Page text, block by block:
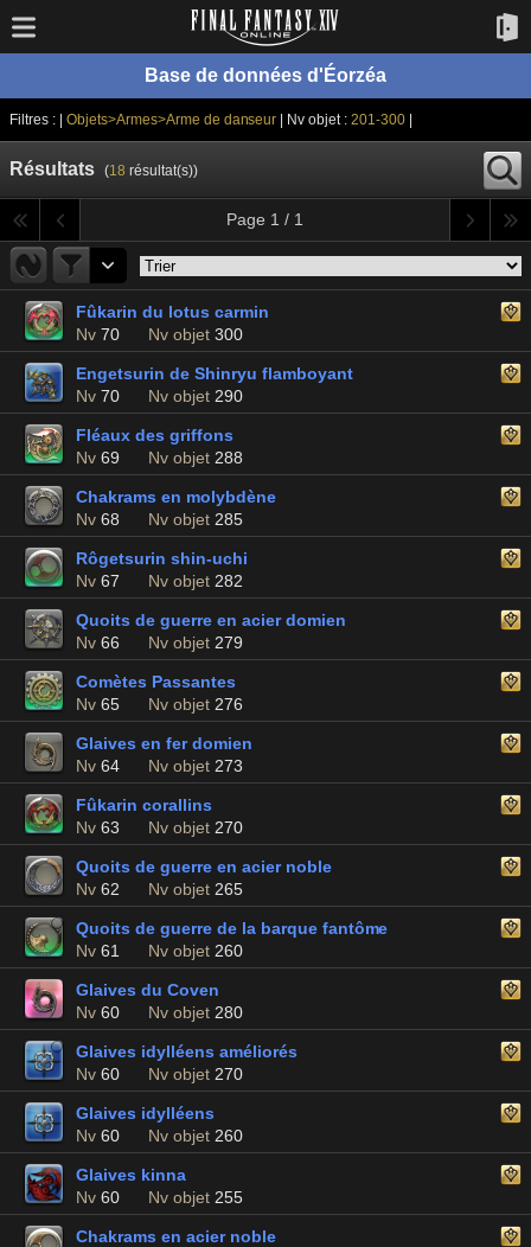
Base de données d'Éorzéa
Filtres : | Objets>Armes>Arme de danseur | Nv objet :201-300
Résultats (18 résultat(s))
Page 1 / 1
Fûkarin du lotus carmin
Nv 70 Nv objet 300
Engetsurin de Shinryu flamboyant
Nv 70 Nv objet 290
Fléaux des griffons
Nv 69 Nv objet 288
Chakrams en molybdène
Nv 68 Nv objet 285
Rôgetsurin shin-uchi
Nv 67 Nv objet 282
Quoits de guerre en acier domien
Nv 66 Nv objet 279
Comètes Passantes
Nv 65 Nv objet 276
Glaives en fer domien
Nv 64 Nv objet 273
Fûkarin corallins
Nv 63 Nv objet 270
Quoits de guerre en acier noble
Nv 62 Nv objet 265
Quoits de guerre de la barque fantôme
Nv 61 Nv objet 260
Glaives du Coven
Nv 60 Nv objet 280
Glaives idylléens améliorés
Nv 60 Nv objet 270
Glaives idylléens
Nv 60 Nv objet 260
Glaives kinna
Nv 60 Nv objet 255
Chakrams en acier noble